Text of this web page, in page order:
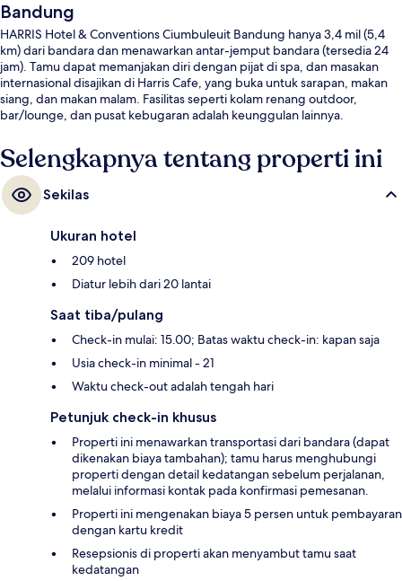
Bandung
HARRIS Hotel & Conventions Ciumbuleuit Bandung hanya 3,4 mil (5,4
km) dari bandara dan menawarkan antar-jemput bandara (tersedia 24
jam). Tamu dapat memanjakan diri dengan pijat di spa, dan masakan
internasional disajikan di Harris Cafe, yang buka untuk sarapan, makan
siang, dan makan malam. Fasilitas seperti kolam renang outdoor,
bar/lounge, dan pusat kebugaran adalah keunggulan lainnya.
Selengkapnya tentang properti ini
Sekilas
Ukuran hotel
209 hotel
Diatur lebih dari 20 lantai
Saat tiba/pulang
Check-in mulai: 15.00; Batas waktu check-in: kapan saja
Usia check-in minimal - 21
Waktu check-out adalah tengah hari
Petunjuk check-in khusus
Properti ini menawarkan transportasi dari bandara (dapat
dikenakan biaya tambahan); tamu harus menghubungi
properti dengan detail kedatangan sebelum perjalanan,
melalui informasi kontak pada konfirmasi pemesanan.
Properti ini mengenakan biaya 5 persen untuk pembayaran
dengan kartu kredit
Resepsionis di properti akan menyambut tamu saat
kedatangan